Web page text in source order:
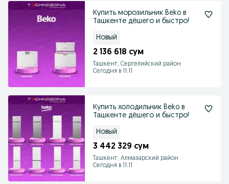
Купить морозильник Beko в
Ташкенте дёшего и быстро!
Новый
2 136 618 сум
Ташкент, Сергелийский район
Сегодня в 11:11
Купить холодильник Beko в
Ташкенте дёшего и быстро!
Новый
3 442 329 сум
Ташкент, Алмазарский район
Сегодня в 11:11